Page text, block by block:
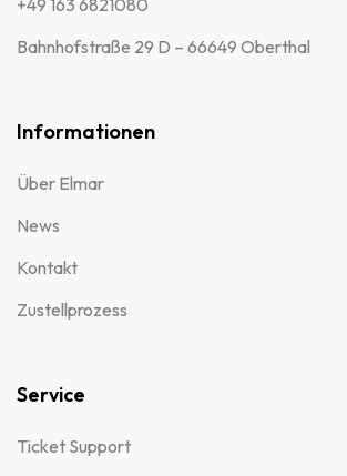
+49 163 6821080
Bahnhofstraße 29 D – 66649 Oberthal
Informationen
Über Elmar
News
Kontakt
Zustellprozess
Service
Ticket Support